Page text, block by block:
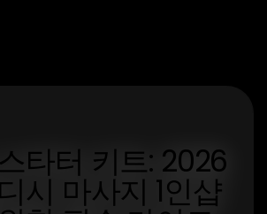
타터 키트: 2026
시 마사지 1인샵